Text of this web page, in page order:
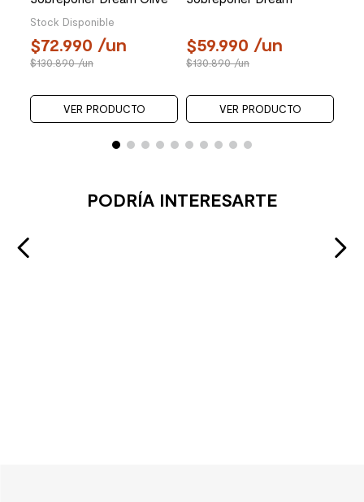
Redondo sin Rebalse
400x400x120mm
Stock Disponible
72.990 /un
130.890/un
VER PRODUCTO
59.990 /un
130.890/un
VER PRODUCTO
PODRÍA INTERESARTE